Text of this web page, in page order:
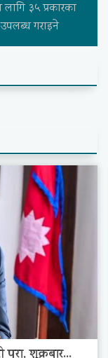
लागि ३५ प्रकारका
गराइने